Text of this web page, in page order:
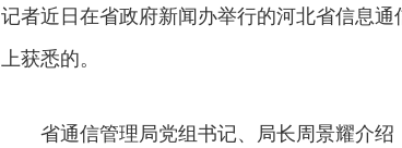
记者近日在省政府新闻办举行的河北省信息
上获悉的。
省通信管理局党组书记、局长周景耀介